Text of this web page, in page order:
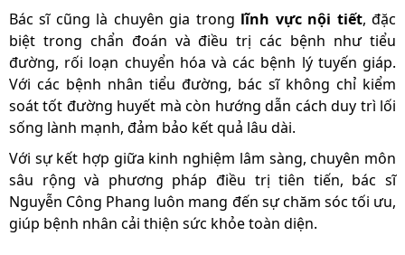
Bác sĩ cũng là chuyên gia trong lĩnh vực nội tiết, đặc
biệt trong chẩn đoán và điều trị các bệnh như tiểu
đường, rối loạn chuyển hóa và các bệnh lý tuyến giáp.
Với các bệnh nhân tiểu đường, bác sĩ không chỉ kiểm
soát tốt đường huyết mà còn hướng dẫn cách duy trì lối
sống lành mạnh, đảm bảo kết quả lâu dài.
Với sự kết hợp giữa kinh nghiệm lâm sàng, chuyên môn
sâu rộng và phương pháp điều trị tiên tiến, bác sĩ
Nguyễn Công Phang luôn mang đến sự chăm sóc tối ưu,
giúp bệnh nhân cải thiện sức khỏe toàn diện.